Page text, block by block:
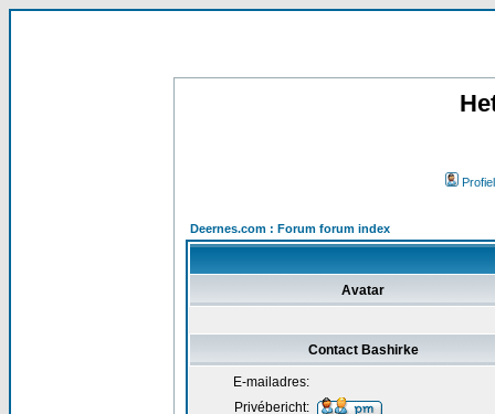
Profiel
Deernes.com : Forum forum index
Avatar
Contact Bashirke
E-mailadres:
Privébericht: